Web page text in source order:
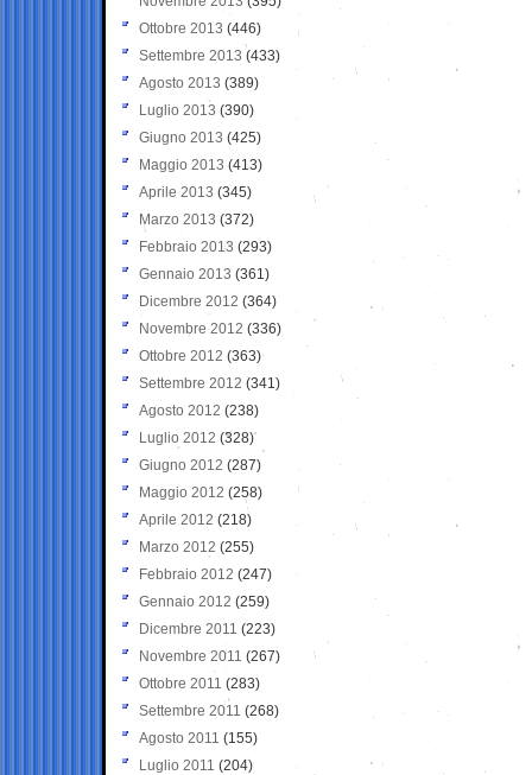
Ottobre 2013 (446)
Settembre 2013 (433)
Agosto 2013 (389)
Luglio 2013 (390)
Giugno 2013 (425)
Maggio 2013 (413)
Aprile 2013 (345)
Marzo 2013 (372)
Febbraio 2013 (293)
Gennaio 2013 (361)
Dicembre 2012 (364)
Novembre 2012 (336)
Ottobre 2012 (363)
Settembre 2012 (341)
Agosto 2012 (238)
Luglio 2012 (328)
Giugno 2012 (287)
Maggio 2012 (258)
Aprile 2012 (218)
Marzo 2012 (255)
Febbraio 2012 (247)
Gennaio 2012 (259)
Dicembre 2011 (223)
Novembre 2011 (267)
Ottobre 2011 (283)
Settembre 2011 (268)
Agosto 2011 (155)
Luglio 2011 (204)